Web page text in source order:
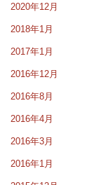
2020年12月
2018年1月
2017年1月
2016年12月
2016年8月
2016年4月
2016年3月
2016年1月